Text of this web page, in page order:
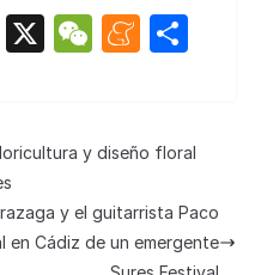
Bl X
W
h
M
e
m
e
p
tir
y diseño floral
y el guitarrista Paco
en Cádiz de un emergente